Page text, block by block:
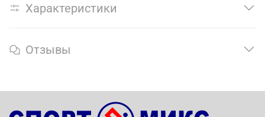
Характеристики
Отзывы